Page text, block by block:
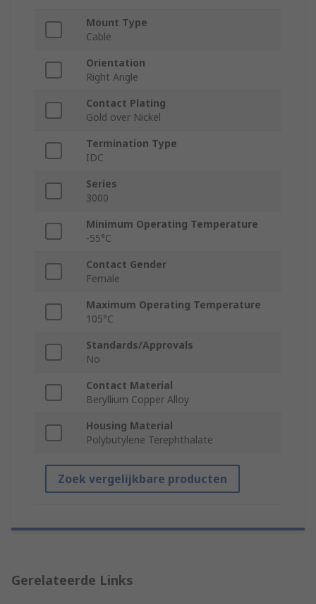
Mount Type
Cable
Orientation
Right Angle
Contact Plating
Gold over Nickel
Termination Type
IDC
Series
3000
Minimum Operating Temperature
-55°C
Contact Gender
Female
Maximum Operating Temperature
105°C
Standards/Approvals
No
Contact Material
Beryllium Copper Alloy
Housing Material
Polybutylene Terephthalate
Zoek vergelijkbare producten
Gerelateerde Links